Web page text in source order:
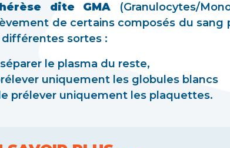
dite GMA (Granulocytes/
de certains composés du sang
sortes :
le plasma du reste,
uniquement les globules blancs
prélever uniquement les plaquettes.